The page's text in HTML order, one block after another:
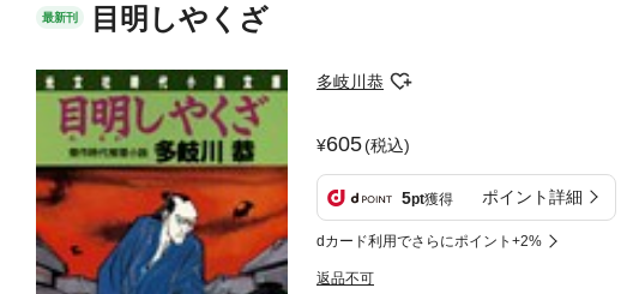
最新刊 目明しやくざ
多岐川恭
605(税込)
5pt獲得 ポイント詳細
dカード利用でさらにポイント+2%
返品不可